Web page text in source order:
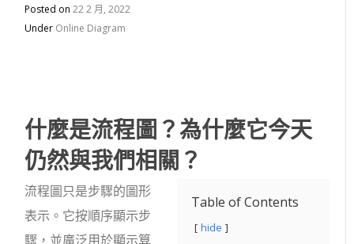
Posted on22 2 月, 2022
Under Online Diagram
什麼是流程圖？為什麼它今天
仍然與我們相關？
Table of Contents
hide
流程圖只是步驟的圖形
表示。 它按順序顯示步
驟，並廣泛用於顯示算